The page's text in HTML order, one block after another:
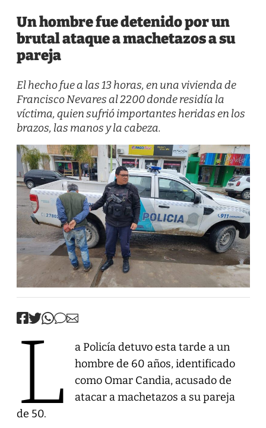
Un hombre fue detenido por un
brutal ataque a machetazos a su
pareja
El hecho fue a las 13 horas, en una vivienda de
Francisco Nevares al 2200 donde residía la
víctima, quien sufrió importantes heridas en los
brazos, las manos y la cabeza.
L
a Policía detuvo esta tarde a un
hombre de 60 años, identificado
como Omar Candia, acusado de
atacar a machetazos a su pareja
de 50.